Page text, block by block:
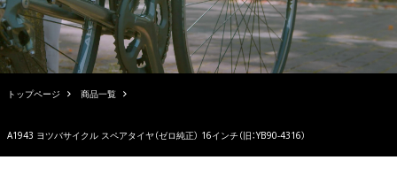
トップページ 商品一覧
A1943 ヨツバサイクル スペアタイヤ（ゼロ純正） 16インチ（旧：YB90-4316）